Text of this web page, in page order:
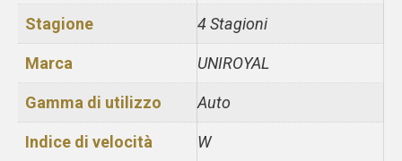
Stagione 4 Stagioni
Marca UNIROYAL
Gamma di utilizzo Auto
Indice di velocità W